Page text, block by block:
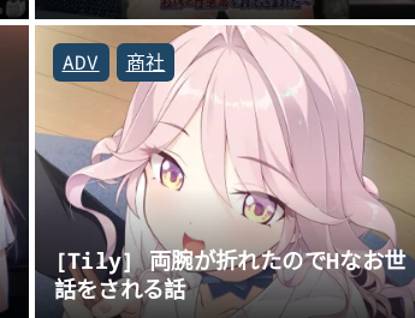
ADV 商社
[Tily] 両腕が折れたのでHなお世
話をされる話